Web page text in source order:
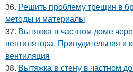
36. Решить проблему трещин в
методы и материалы
37. Вытяжка в частном доме
вентилятора. Принудительная и
вентиляция
38. Вытяжка в стену в частном